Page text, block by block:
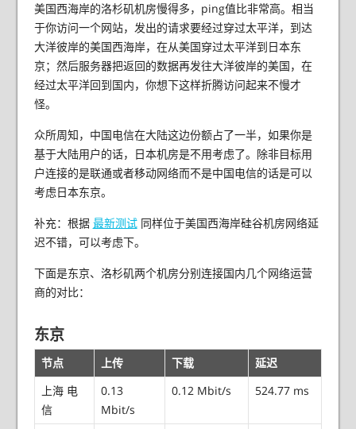
美国西海岸的洛杉矶机房慢得多，ping值比非常高。相当
于你访问一个网站，发出的请求要经过穿过太平洋，到达
大洋彼岸的美国西海岸，在从美国穿过太平洋到日本东
京；然后服务器把返回的数据再发往大洋彼岸的美国，在
经过太平洋回到国内，你想下这样折腾访问起来不慢才
怪。
众所周知，中国电信在大陆这边份额占了一半，如果你是
基于大陆用户的话，日本机房是不用考虑了。除非目标用
户连接的是联通或者移动网络而不是中国电信的话是可以
考虑日本东京。
补充：根据 最新测试同样位于美国西海岸硅谷机房网络延
迟不错，可以考虑下。
下面是东京、洛杉矶两个机房分别连接国内几个网络运营
商的对比：
东京
节点 上传 下载
延迟
上海 电
信
0.13
Mbit/s
0.12 Mbit/s 524.77 ms